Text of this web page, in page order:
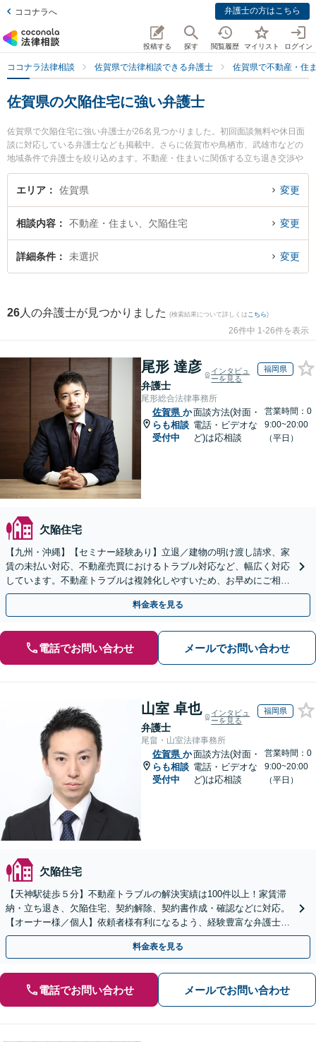
ココナラへ 弁護士の方はこちら
投稿する 探す 閲覧履歴 マイリスト ログイン
ココナラ法律相談 佐賀県で法律相談できる弁護士 佐賀県で不動産・住
佐賀県の欠陥住宅に強い弁護士
佐賀県で欠陥住宅に強い弁護士が26名見つかりました。初回面談無料や休日面
談に対応している弁護士なども掲載中。さらに佐賀市や鳥栖市、武雄市などの
地域条件で弁護士を絞り込めます。不動産・住まいに関係する立ち退き交渉や
家賃交渉、不動産契約解除等の細かな分野での絞り込み検索もでき便利です。
特に小畑法律事務所の野口 大弁護士や弁護士法人ITS法律事務所 鳥栖事務所の
松田 直弁護士、西九州総合法律事務所の行武 謙一弁護士のプロフィール情報や
欠陥住宅のトラブルを今すぐに弁護士に相談したい』『欠陥住宅のトラブル解
決の実績豊富な近くの弁護士を検索したい』『初回相談無料で欠陥住宅を法律
相談できる佐賀県内の弁護士に相談予約したい』などでお困りの相談者さんに
エリア 佐賀県 変更
相談内容 不動産・住まい、欠陥住宅 変更
詳細条件 未選択 変更
26 人の弁護士が見つかりました (検索結果について詳しくは こちら)
26件中 1-26件を表示
尾形 達彦
弁護士
インタビュ
ーを見る
福岡県
尾形総合法律事務所
佐賀県 か
らも相談
受付中
面談方法(対面・
電話・ビデオな
ど)は応相談
営業時間：0
9:00~20:00
（平日）
欠陥住宅
【九州・沖縄】【セミナー経験あり】立退／建物の明け渡し請求、家
賃の未払い対応、不動産売買におけるトラブル対応など、幅広く対応
しています。不動産トラブルは複雑化しやすいため、お早めにご相談
ください。【休日・夜間面談可】
料金表を見る
電話でお問い合わせ メールでお問い合わせ
山室 卓也
弁護士
インタビュ
ーを見る
福岡県
尾畠・山室法律事務所
佐賀県 か
らも相談
受付中
面談方法(対面・
電話・ビデオな
ど)は応相談
営業時間：0
9:00~20:00
（平日）
欠陥住宅
【天神駅徒歩５分】不動産トラブルの解決実績は100件以上！家賃滞
納・立ち退き、欠陥住宅、契約解除、契約書作成・確認などに対応。
【オーナー様／個人】依頼者様有利になるよう、経験豊富な弁護士が
交渉いたします。まずは電話相談からお越しください
料金表を見る
電話でお問い合わせ メールでお問い合わせ